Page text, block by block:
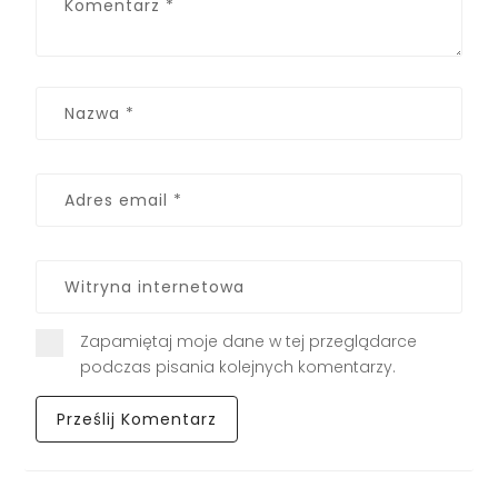
Zapamiętaj moje dane w tej przeglądarce
podczas pisania kolejnych komentarzy.